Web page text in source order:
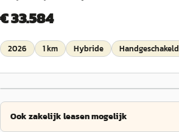
€ 33.584
2026 1 km Hybride Handgeschakeld
Ook zakelijk leasen mogelijk